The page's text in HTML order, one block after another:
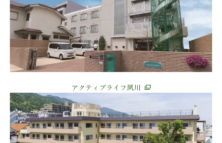
アクティブライフ夙川